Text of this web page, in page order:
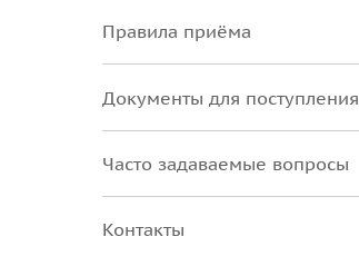
Правила приёма
Документы для поступления
Часто задаваемые вопросы
Контакты